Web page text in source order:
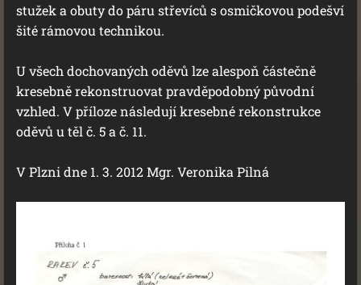
stužek a obuty do páru střevíců s osmičkovou podešví
šité rámovou technikou.
U všech dochovaných oděvů lze alespoň částečně
kresebně rekonstruovat pravděpodobný původní
vzhled. V příloze následují kresebné rekonstrukce
oděvů u těl č. 5 a č. 11.
V Plzni dne 1. 3. 2012 Mgr. Veronika Pilná